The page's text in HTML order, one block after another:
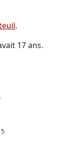
.
17 ans.